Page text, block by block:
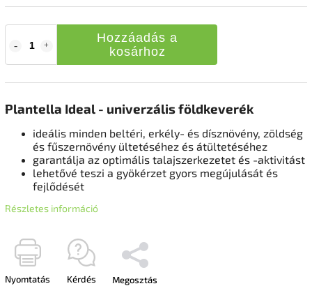
Hozzáadás a
kosárhoz
Plantella Ideal - univerzális földkeverék
ideális minden beltéri, erkély- és dísznövény, zöldség
és fűszernövény ültetéséhez és átültetéséhez
garantálja az optimális talajszerkezetet és -aktivitást
lehetővé teszi a gyökérzet gyors megújulását és
fejlődését
Részletes információ
Nyomtatás Kérdés Megosztás